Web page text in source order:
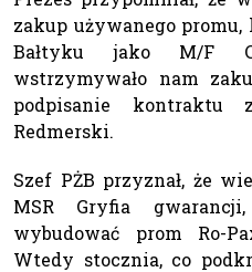
zakup używanego promu,
Bałtyku jako M/F
wstrzymywało nam
podpisanie kontraktu
Redmerski.
Szef PŻB przyznał, że
MSR Gryfia
wybudować prom Ro-
Wtedy stocznia, co